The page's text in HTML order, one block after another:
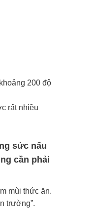
200 độ
rất nhiều
sức nấu
cần phải
mùi thức ăn.
trường”.